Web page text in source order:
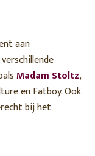
aan
Madam Stoltz,
en Fatboy. Ook
bij het